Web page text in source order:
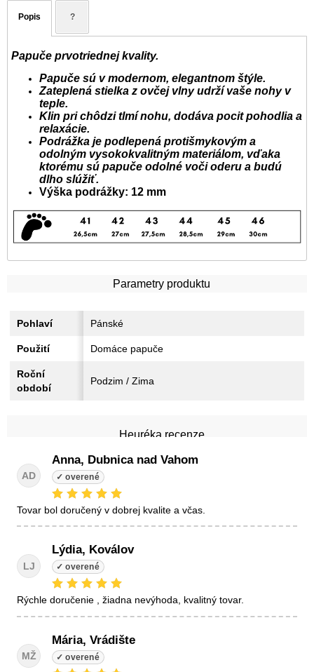
Heuréka recenze
AD
Anna, Dubnica nad Vahom
tovar bol doručený v dobrej kvalite a včas.
LJ
Lýdia, Koválov
Rýchle doručenie , žiadna nevýhoda, kvalitný tovar.
MŽ
Mária, Vrádište
Popis ?
Papuče prvotriednej kvality.
Papuče sú v modernom, elegantnom štýle.
Zateplená stielka z ovčej vlny udrží vaše nohy v
teple.
Klin pri chôdzi tlmí nohu, dodáva pocit pohodlia a
relaxácie.
Podrážka je podlepená protišmykovým a
odolným vysokokvalitným materiálom, vďaka
ktorému sú papuče odolné voči oderu a budú
dlho slúžiť.
Výška podrážky: 12 mm
Parametry produktu
Pohlaví Pánské
Použití Domáce papuče
Roční
období
Podzim / Zima